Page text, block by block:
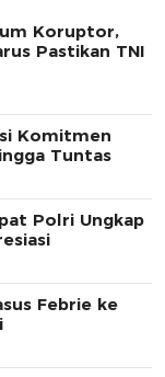
Koruptor,
Pastikan TNI
Komitmen
Tuntas
Polri Ungkap
Febrie ke